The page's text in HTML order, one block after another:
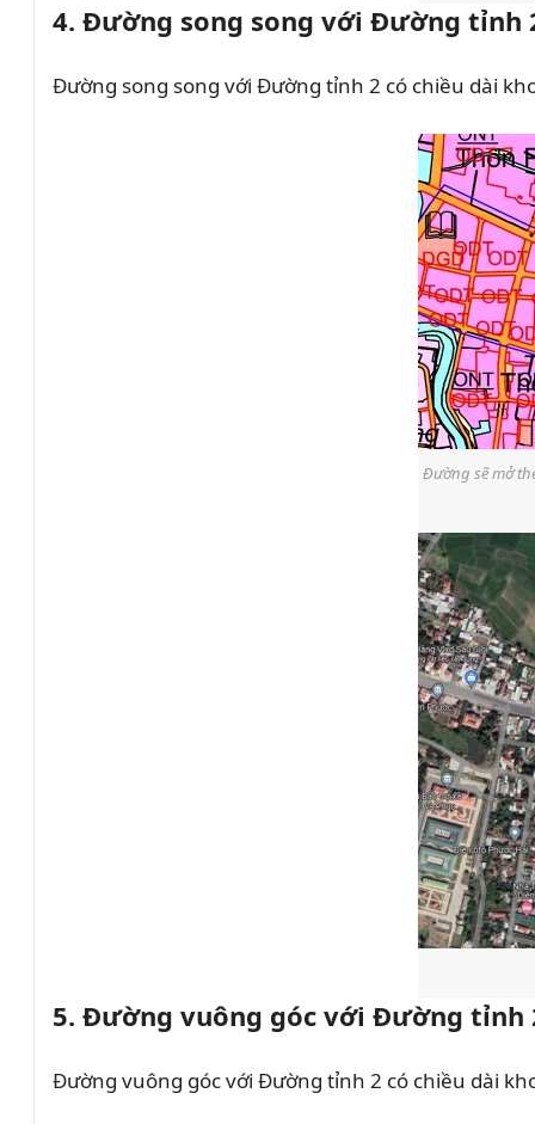
4. Đường song song với Đường tỉnh
Đường song song với Đường tỉnh 2 có chiều dài
Đường sẽ mở
5. Đường vuông góc với Đường tỉnh
Đường vuông góc với Đường tỉnh 2 có chiều dài